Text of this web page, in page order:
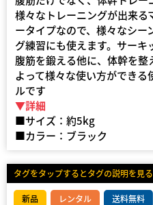
様々なトレーニングが出来
ータイプなので、様々なシ
グ練習にも使えます。サーキ
腹筋を鍛える他に、体幹を
よって様々な使い方ができ
ルです
▼詳細
■サイズ：約5kg
■カラー：ブラック
タグをタップするとタグの説明を見る
新品 レンタル 送料無料